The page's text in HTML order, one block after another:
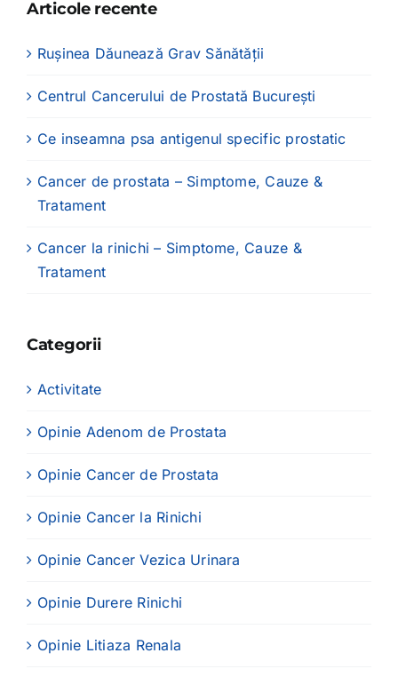
Articole recente
Rușinea Dăunează Grav Sănătății
Centrul Cancerului de Prostată București
Ce inseamna psa antigenul specific prostatic
Cancer de prostata – Simptome, Cauze &
Tratament
Cancer la rinichi – Simptome, Cauze &
Tratament
Categorii
Activitate
Opinie Adenom de Prostata
Opinie Cancer de Prostata
Opinie Cancer la Rinichi
Opinie Cancer Vezica Urinara
Opinie Durere Rinichi
Opinie Litiaza Renala